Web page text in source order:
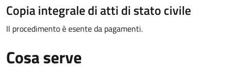
Copia integrale di atti di stato civile
Il procedimento è esente da pagamenti.
Cosa serve